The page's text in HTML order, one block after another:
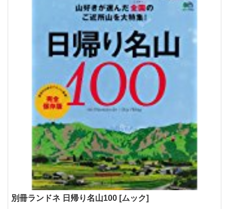
別冊ランドネ 日帰り名山100 [ムック]